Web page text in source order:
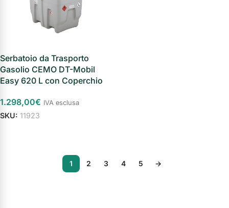
Serbatoio da Trasporto
Gasolio CEMO DT-Mobil
Easy 620 L con Coperchio
1.298,00€ IVA esclusa
SKU: 11923
1 2 3 4 5 →